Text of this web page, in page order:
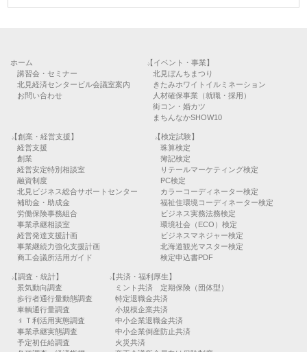
ホーム
講習会・セミナー
北見経済センタービル会議室案内
お問い合わせ
【イベント・事業】
北見ぼんちまつり
きたみホワイトイルミネーション
人材確保事業（就職・採用）
街コン・婚カツ
まちんなかSHOW10
【創業・経営支援】
経営支援
創業
経営安定特別相談室
融資制度
北見ビジネス総合サポートセンター
補助金・助成金
労働保険事務組合
事業承継相談室
経営発達支援計画
事業継続力強化支援計画
商工会議所活用ガイド
【検定試験】
珠算検定
簿記検定
リテールマーケティング検定
PC検定
カラーコーディネーター検定
福祉住環境コーディネーター検定
ビジネス実務法務検定
環境社会（ECO）検定
ビジネスマネジャー検定
北海道観光マスター検定
検定申込書PDF
【調査・統計】
景気動向調査
歩行者通行量動態調査
車輌通行量調査
ＩＴ利活用実態調査
事業承継実態調査
予定初任給調査
【共済・福利厚生】
ミント共済 定期保険（団体型）
特定退職金共済
小規模企業共済
中小企業退職金共済
中小企業倒産防止共済
火災共済